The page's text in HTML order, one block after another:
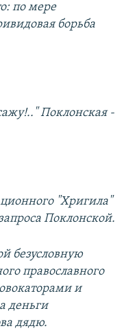
по мере
борьба
Поклонская -
"Хригила"
Поклонской.
безусловную
православного
и
деньги
дядю.